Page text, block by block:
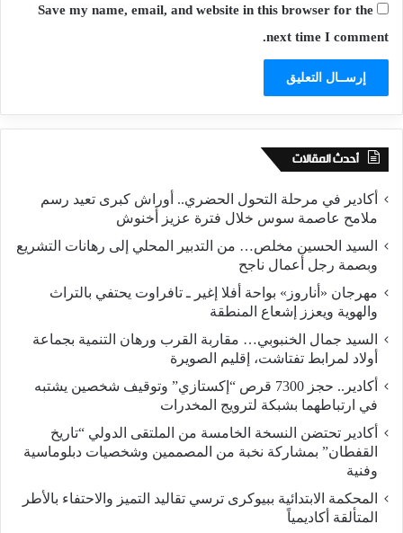
Save my name, email, and website in this browser for the
next time I comment.
أحدث المقالات
أكادير في مرحلة التحول الحضري.. أوراش كبرى تعيد رسم
ملامح عاصمة سوس خلال فترة عزيز أخنوش
السيد الحسين مخلص… من التدبير المحلي إلى رهانات التشريع
وبصمة رجل أعمال ناجح
مهرجان «أناروز» بواحة أفلا إغير ـ تافراوت يحتفي بالتراث
والهوية ويعزز إشعاع المنطقة
السيد جمال الخنبوبي… مقاربة القرب ورهان التنمية بجماعة
أولاد لمرابط تفتاشت، إقليم الصويرة
أكادير.. حجز 7300 قرص “إكستازي” وتوقيف شخصين يشتبه
في ارتباطهما بشبكة لترويج المخدرات
أكادير تحتضن النسخة الخامسة من الملتقى الدولي “تاريخ
القفطان” بمشاركة نخبة من المصممين وشخصيات دبلوماسية
وفنية
المحكمة الابتدائية ببيوكرى ترسي تقاليد التميز والاحتفاء بالأطر
المتألقة أكاديمياً